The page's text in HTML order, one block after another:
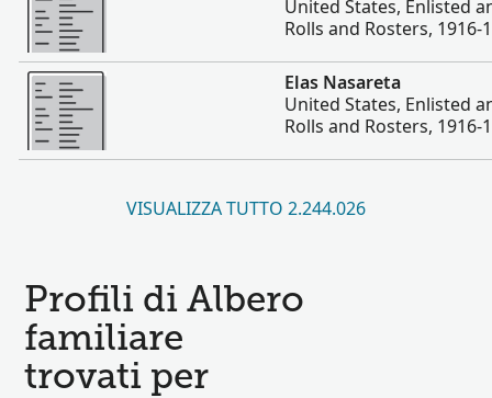
United States, Enlisted
Rolls and Rosters, 1916-
Altro
Elas Nasareta
United States, Enlisted
Rolls and Rosters, 1916-
VISUALIZZA TUTTO 2.244.026
Profili di Albero
familiare
trovati per